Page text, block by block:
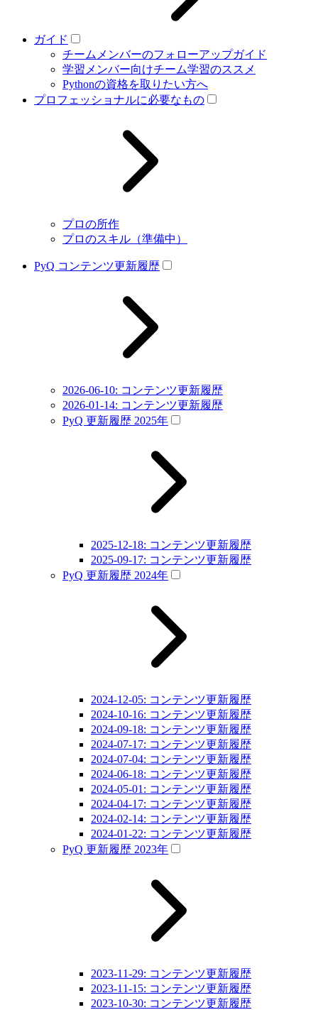
ガイド
チームメンバーのフォローアップガイド
学習メンバー向けチーム学習のススメ
Pythonの資格を取りたい方へ
プロフェッショナルに必要なもの
プロの所作
プロのスキル（準備中）
PyQ コンテンツ更新履歴
2026-06-10: コンテンツ更新履歴
2026-01-14: コンテンツ更新履歴
PyQ 更新履歴 2025年
2025-12-18: コンテンツ更新履歴
2025-09-17: コンテンツ更新履歴
PyQ 更新履歴 2024年
2024-12-05: コンテンツ更新履歴
2024-10-16: コンテンツ更新履歴
2024-09-18: コンテンツ更新履歴
2024-07-17: コンテンツ更新履歴
2024-07-04: コンテンツ更新履歴
2024-06-18: コンテンツ更新履歴
2024-05-01: コンテンツ更新履歴
2024-04-17: コンテンツ更新履歴
2024-02-14: コンテンツ更新履歴
2024-01-22: コンテンツ更新履歴
PyQ 更新履歴 2023年
2023-11-29: コンテンツ更新履歴
2023-11-15: コンテンツ更新履歴
2023-10-30: コンテンツ更新履歴